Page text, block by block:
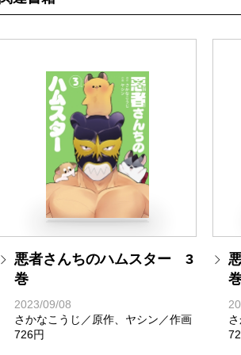
悪者さんちのハムスター 3
巻
2023/09/08
さかなこうじ／原作、ヤシン／作画
726円